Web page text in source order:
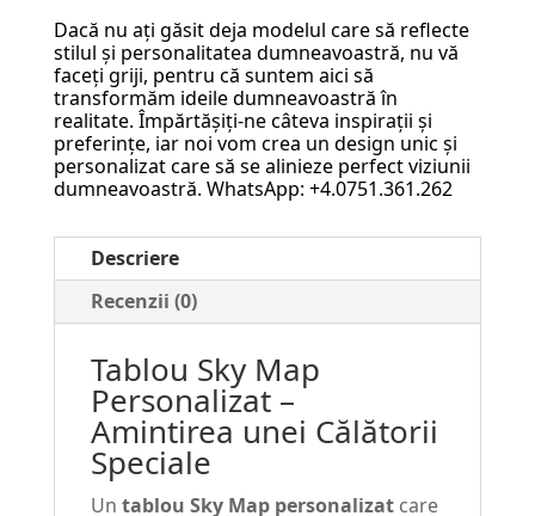
–
Amintirea
unei
Călătorii
Speciale
#21
Dacă nu ați găsit deja modelul care să reflecte
stilul și personalitatea dumneavoastră, nu vă
faceți griji, pentru că suntem aici să
transformăm ideile dumneavoastră în
realitate. Împărtășiți-ne câteva inspirații și
preferințe, iar noi vom crea un design unic și
personalizat care să se alinieze perfect viziunii
dumneavoastră. WhatsApp: +4.0751.361.262
Descriere
Recenzii (0)
Tablou Sky Map
Personalizat –
Amintirea unei Călătorii
Speciale
Un tablou Sky Map personalizatcare